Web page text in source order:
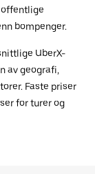
bompenger.
UberX-
av geografi,
Faste priser
for turer og